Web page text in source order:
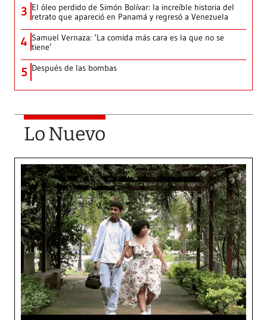
3 El óleo perdido de Simón Bolívar: la increíble historia del
retrato que apareció en Panamá y regresó a Venezuela
4 Samuel Vernaza: ‘La comida más cara es la que no se
tiene’
5 Después de las bombas
Lo Nuevo